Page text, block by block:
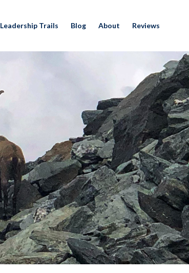
Leadership Trails Blog About Reviews